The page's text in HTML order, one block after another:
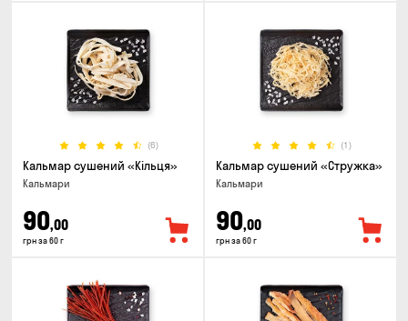
(6)
Кальмар сушений «Кільця»
Кальмари
90,00
грн за 60 г
(1)
Кальмар сушений «Стружка»
Кальмари
90,00
грн за 60 г